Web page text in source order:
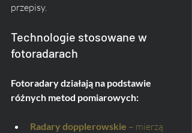
przepisy.
Technologie stosowane w
fotoradarach
Fotoradary działają na podstawie
różnych metod pomiarowych:
Radary dopplerowskie – mierzą